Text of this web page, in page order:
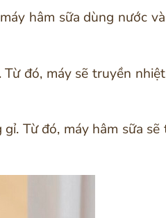
hâm sữa dùng nước
đó, máy sẽ truyền
Từ đó, máy hâm sữa